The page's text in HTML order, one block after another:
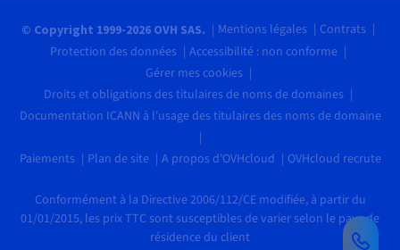
© Copyright 1999-2026 OVH SAS. Mentions légales
Contrats
Protection des données
Accessibilité : non conforme
Gérer mes cookies
Droits et obligations des titulaires de noms de domaines
Documentation ICANN à l'usage des titulaires des noms de domaine
Paiements Plan de site A propos d'OVHcloud OVHcloud recrute
Conformément à la Directive 2006/112/CE modifiée, à partir du
01/01/2015, les prix TTC sont susceptibles de varier selon le pays de
résidence du client